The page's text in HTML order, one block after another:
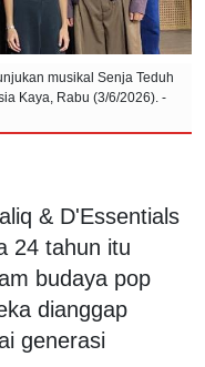
musikal Senja Teduh
Kaya, Rabu (3/6/2026). -
& D'Essentials
24 tahun itu
budaya pop
dianggap
generasi